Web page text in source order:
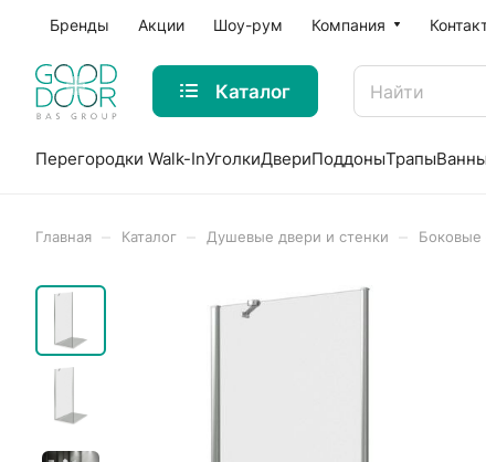
Бренды Акции Шоу-рум Компания
Каталог
Перегородки Walk-InУголкиДвериПоддоныТрапы
Главная Каталог Душевые двери и стенки Боковые